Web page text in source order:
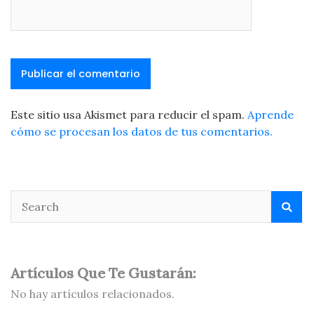
Este sitio usa Akismet para reducir el spam. Aprende
cómo se procesan los datos de tus comentarios.
Artículos Que Te Gustarán:
No hay artículos relacionados.